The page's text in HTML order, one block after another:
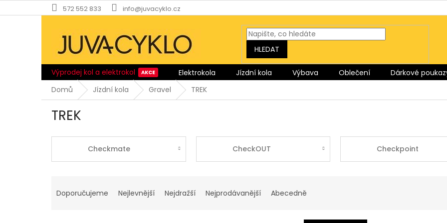
na
572 552 833 info@juvacyklo.cz
HLEDAT
Výprodej kol a elektrokol Elektrokola Jízdní kola Výbava Oblečení Dárkové
Domů
Jízdní kola Gravel TREK
TREK
Checkmate CheckOUT Checkpoint
aDoporučujeme Nejlevnější Nejdražší Nejprodávanější Abecedně